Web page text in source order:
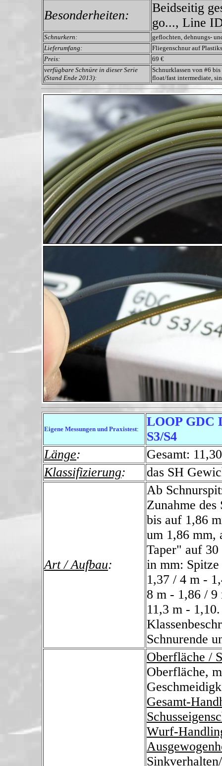
Besonderheiten:
Beidseitig
go..., Line
Schnurkern:
geflochten, dehnungs-
Lieferumfang:
Fliegenschnur auf
Preis:
69 €
verfügbare Schnüre in dieser Serie
(Stand Ende 2013):
Schnurklassen von #6
float/fast intermediate,
Eigene Messungen und Praxistest:
LOOP GDC
S3/S4
Länge:
Gesamt:
Klassifizierung: das SH
Art / Aufbau:
Ab
Zunahme
bis auf 1,86
um 1,86 mm,
Taper" auf 30
in mm:
1,37 / 4 m -
8 m - 1,86 /
11,3 m -
Schnurende
Oberfläche /
Oberfläche,
Gesamt-
Wurf-